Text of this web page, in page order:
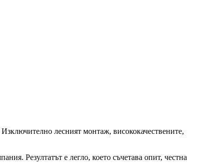
Изключително лесният монтаж, висококачествените,
Резултатът е легло, което съчетава опит, честна